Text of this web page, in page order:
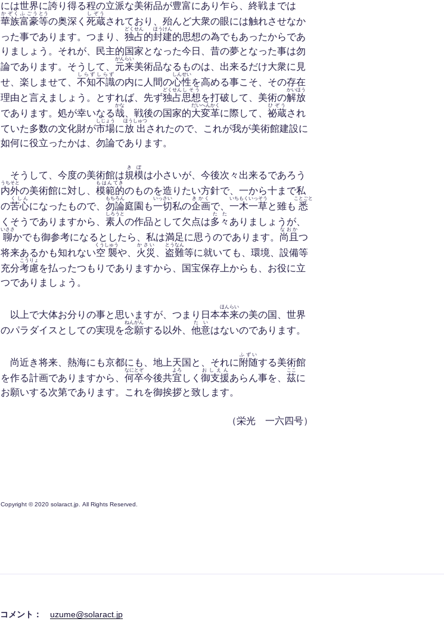
には世界に誇 り得る程の立派な美術品が豊富にあり乍ら、終戦までは
華族
かぞく
富豪
ふごう
等
とう
の奥深く 死蔵
しぞう
されており、殆んど大衆の眼には触れさせなか
った事であります。つまり、 独占
どくせん
的封建
ほうけん
的思想の為でもあったからであ
りましょう。それが、民主的国家となった今日、昔の夢となった事は勿
論であります。そうして、 元来
がんらい
美術品なるものは、出来るだけ大衆に見
せ、楽しませて、 不知
しらず
不識
しらず
の内に人間の心性
しんせい
を高める事こそ、その存在
理由と言えましょう。とすれば、先ず独占
どくせん
思想
しそう
を打破して、美術の解放
かいほう
であります。処が幸いなる哉
かな
、戦後の国家的大変革
だいへんかく
に際して、 祕蔵
ひぞう
され
ていた多数の文化財が市場
しじょう
に放出
ほうしゅつ
されたので、これが我が美術館建設に
如何に役立ったかは、勿論であります。
そうして、今度の美術館は規模
きぼ
は小さいが、今後次々出来るであろう
内外
うちそと
の美術館に対し、 模範的
もはんてき
のものを造りたい方針で、一から十まで私
の苦心
くしん
になったもので、 勿論
もちろん
庭園も一切
いっさい
私の企画
きかく
で、 一木一
いちもくいっ
草
そう
と雖も 悉
ことごと
くそうでありますから、 素人
しろうと
の作品として欠点は多々
たた
ありましょうが、
聊
いささ
かでも御参考になるとしたら、私は満足に思うのであります。 尚且
なおか
つ
将来あるかも知れない空襲
くうしゅう
や、 火災
かさい
盗難
とうなん
等に就いても、環境、設備等
充分考慮
こうりょ
を払ったつもりでありますから、国宝保存上からも、お役に立
つでありましょう。
以上で大体お分りの事と思いますが、つまり日本本来
ほんらい
の美の国、世界
のパラダイスとしての実現を念願
ねんがん
する以外、 他意
たい
はないのであります。
尚近き将来、熱海にも京都にも、地上天国と、それに 附随
ふずい
する美術館
を作る計画でありますから、 何卒
なにとぞ
今後共宜
よろ
しく 御支援
おしえん
あらん事を、 茲
ここ
に
お願いする次第であります。これを御挨拶と致します。
（栄光 一六四号）
Copyright © 2020 solaract.jp. All Rights Reserved.
コメント： uzume@solaract.jp